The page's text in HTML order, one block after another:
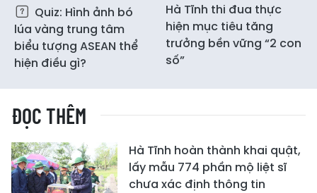
Quiz: Hình ảnh bó
lúa vàng trung tâm
biểu tượng ASEAN thể
hiện điều gì?
Hà Tĩnh thi đua thực
hiện mục tiêu tăng
trưởng bền vững “2 con
số”
ĐỌC THÊM
Hà Tĩnh hoàn thành khai quật,
lấy mẫu 774 phần mộ liệt sĩ
chưa xác định thông tin